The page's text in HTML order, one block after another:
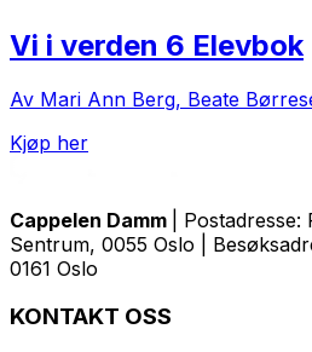
Vi i verden 6 Elevbok
Av Mari Ann Berg, Beate
Kjøp her
Cappelen Damm
|
Sentrum, 0055 Oslo |
0161 Oslo
KONTAKT OSS